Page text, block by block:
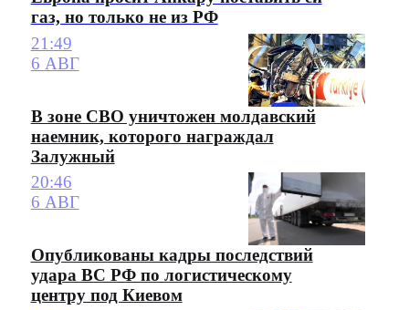
газ, но только не из РФ
21:49
6 АВГ
В зоне СВО уничтожен молдавский
наемник, которого награждал
Залужный
20:46
6 АВГ
Опубликованы кадры последствий
удара ВС РФ по логистическому
центру под Киевом